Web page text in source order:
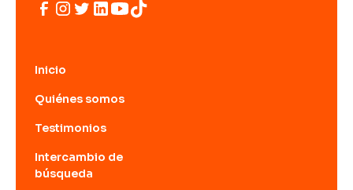
Inicio
Quiénes somos
Testimonios
Intercambio de
búsqueda